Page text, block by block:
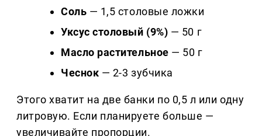
Соль — 1,5 столовые ложки
Уксус столовый (9%) — 50 г
Масло растительное — 50 г
Чеснок — 2-3 зубчика
Этого хватит на две банки по 0,5 л или одну
литровую. Если планируете больше —
увеличивайте пропорции.